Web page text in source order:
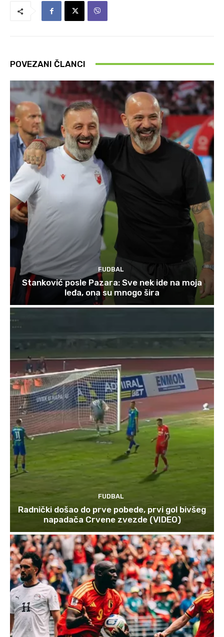
POVEZANI ČLANCI
FUDBAL
Stanković posle Pazara: Sve nek ide na moja
leđa, ona su mnogo šira
FUDBAL
Radnički došao do prve pobede, prvi gol bivšeg
napadača Crvene zvezde (VIDEO)